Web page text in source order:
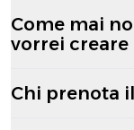
Come mai
vorrei creare
Chi prenota